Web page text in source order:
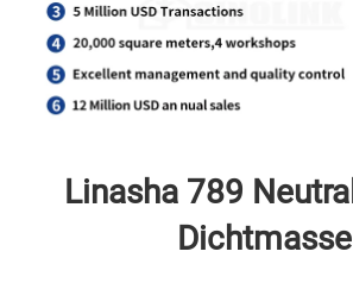
Linasha 789 Neutral
Dichtmasse